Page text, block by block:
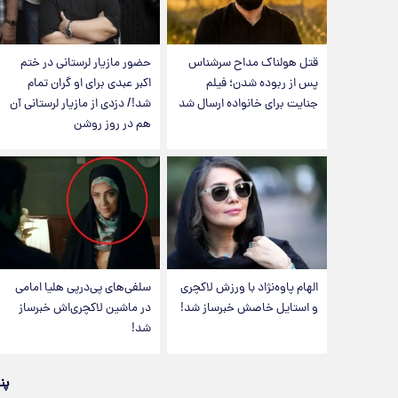
قتل هولناک مداح سرشناس
پس از ربوده شدن؛ فیلم
جنایت برای خانواده ارسال شد
حضور مازیار لرستانی در ختم
اکبر عبدی برای او گران تمام
شد!/ دزدی از مازیار لرستانی آن
هم در روز روشن
الهام پاوه‌نژاد با ورزش لاکچری
و استایل خاصش خبرساز شد!
سلفی‌های پی‌درپی هلیا امامی
در ماشین لاکچری‌اش خبرساز
شد!